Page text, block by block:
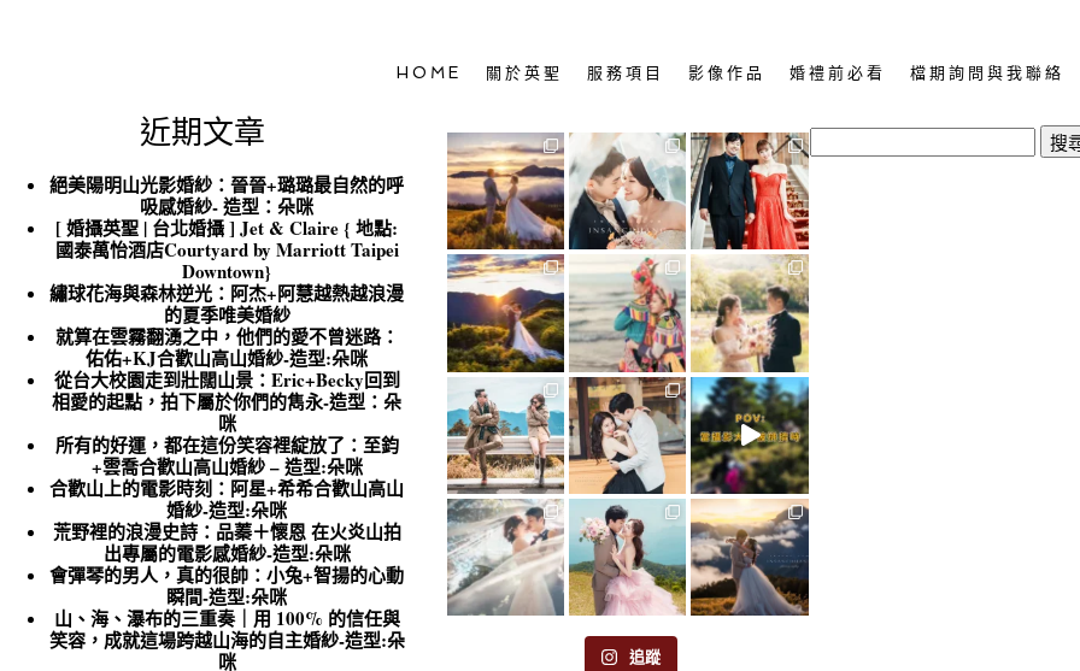
HOME 關於英聖 服務項目 影像作品 婚禮前必看 檔期詢問與我聯絡
近期文章
絕美陽明山光影婚紗：晉晉+璐璐最自然的呼
吸感婚紗- 造型：朵咪
[ 婚攝英聖 | 台北婚攝 ] Jet & Claire { 地點:
國泰萬怡酒店Courtyard by Marriott Taipei
Downtown}
繡球花海與森林逆光：阿杰+阿慧越熱越浪漫
的夏季唯美婚紗
就算在雲霧翻湧之中，他們的愛不曾迷路：
佑佑+KJ合歡山高山婚紗-造型:朵咪
從台大校園走到壯闊山景：Eric+Becky回到
相愛的起點，拍下屬於你們的雋永-造型：朵
咪
所有的好運，都在這份笑容裡綻放了：至鈞
+雲喬合歡山高山婚紗 – 造型:朵咪
合歡山上的電影時刻：阿星+希希合歡山高山
婚紗-造型:朵咪
荒野裡的浪漫史詩：品蓁＋懷恩 在火炎山拍
出專屬的電影感婚紗-造型:朵咪
會彈琴的男人，真的很帥：小兔+智揚的心動
瞬間-造型:朵咪
山、海、瀑布的三重奏｜用 100% 的信任與
笑容，成就這場跨越山海的自主婚紗-造型:朵
咪
追蹤
搜
尋